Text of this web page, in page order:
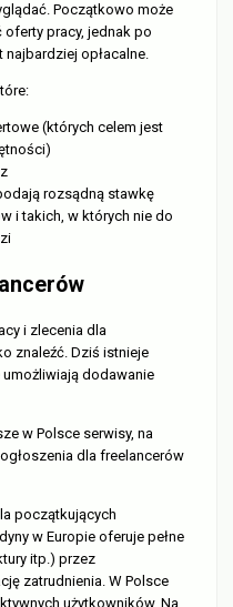
Początkowo może
pracy, jednak po
opłacalne.
(których celem jest
rozsądną stawkę
i takich, w których nie do
i zlecenia dla
znaleźć. Dziś istnieje
dodawanie
w Polsce serwisy, na
dla freelancerów
początkujących
w Europie oferuje pełne
itp.) przez
zatrudnienia. W Polsce
użytkowników. Na